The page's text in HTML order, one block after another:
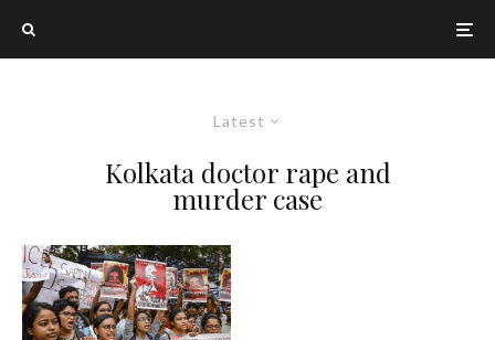
Latest
Kolkata doctor rape and
murder case